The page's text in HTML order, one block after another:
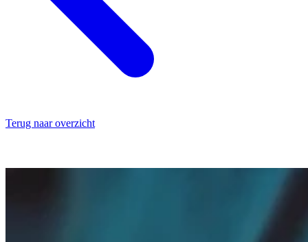
Terug naar overzicht